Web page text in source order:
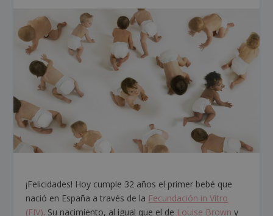
¡Felicidades! Hoy cumple 32 años el primer bebé que
nació en España a través de la Fecundación in Vitro
(FIV). Su nacimiento, al igual que el de Louise Brown y